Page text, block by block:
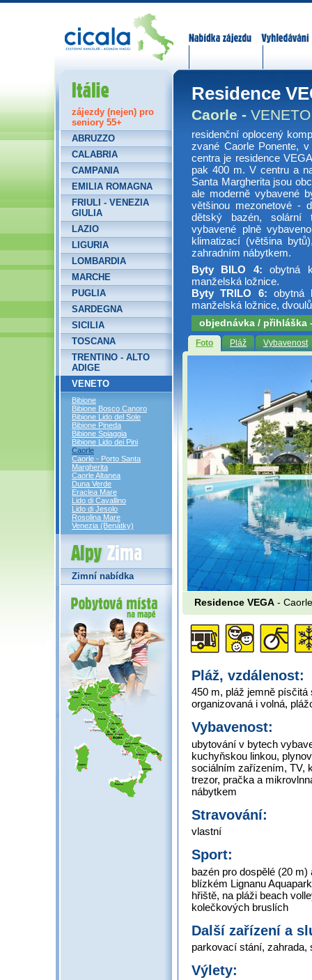
Residence
Caorle - VENETO
residenční oplocený
zvané Caorle Ponente,
centra je residence
pak 400 m. V centru a
Santa Margherita jsou
ale moderně vybavené
většinou mezonetové -
dětský bazén, solární
vybavené plně
klimatizací (většina
zahradním nábytkem.
Byty BILO 4: obytná
manželská ložnice.
Byty TRILO 6: obytná
manželská ložnice,
objednávka / přihláška
Foto Pláž Vybavenost
Residence VEGA -
Pláž, vzdálenost:
450 m, pláž jemně
organizovaná i volná,
Vybavenost:
ubytování v bytech
kuchyňskou linkou,
sociálním zařízením, TV,
trezor, pračka a
nábytkem
Stravování:
vlastní
Sport:
bazén pro dospělé (20
blízkém Lignanu
hřiště, na pláži beach
kolečkových bruslích
Další zařízení a
parkovací stání, zahrada,
Výlety:
Itálie
zájezdy (nejen) pro
seniory 55+
ABRUZZO
CALABRIA
CAMPANIA
EMILIA ROMAGNA
FRIULI - VENEZIA
GIULIA
LAZIO
LIGURIA
LOMBARDIA
MARCHE
PUGLIA
SARDEGNA
SICILIA
TOSCANA
TRENTINO - ALTO
ADIGE
VENETO
Bibione
Bibione Bosco Canoro
Bibione Lido del Sole
Bibione Pineda
Bibione Spiaggia
Bibione Lido dei Pini
Caorle
Caorle - Porto Santa
Margherita
Caorle Altanea
Duna Verde
Eraclea Mare
Lido di Cavallino
Lido di Jesolo
Rosolina Mare
Venezia (Benátky)
Alpy Zima
Zimní nabídka